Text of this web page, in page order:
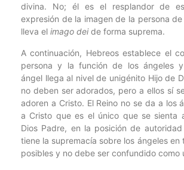
divina. No; él es el resplandor de
expresión de la imagen de la persona
lleva el imago deide forma suprema.
A continuación, Hebreos establece el
persona y la función de los ángeles
ángel llega al nivel de unigénito Hijo de
no deben ser adorados, pero a ellos sí
adoren a Cristo. El Reino no se da a los
a Cristo que es el único que se sienta
Dios Padre, en la posición de
tiene la supremacía sobre los ángeles en
posibles y no debe ser confundido como